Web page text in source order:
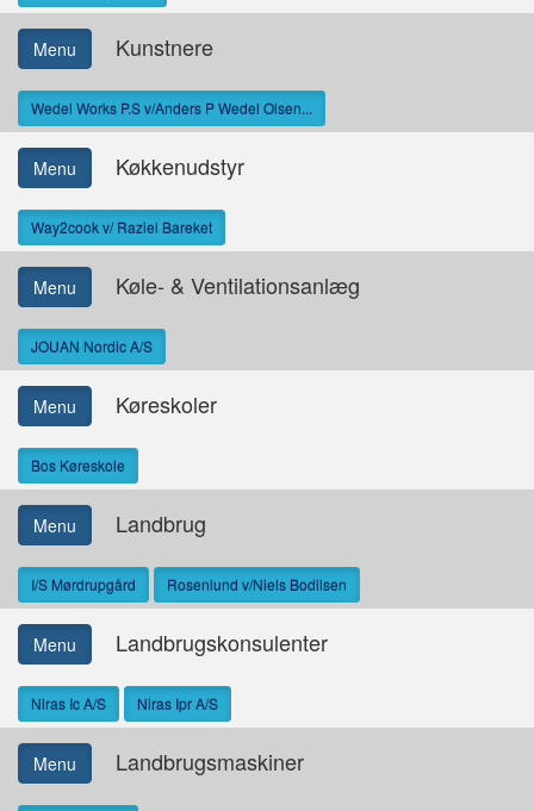
Menu Kunstnere
Wedel Works P.S v/Anders P Wedel Olsen...
Menu Køkkenudstyr
Way2cook v/ Raziel Bareket
Menu Køle- & Ventilationsanlæg
JOUAN Nordic A/S
Menu Køreskoler
Bos Køreskole
Menu Landbrug
I/S Mørdrupgård Rosenlund v/Niels Bodilsen
Menu Landbrugskonsulenter
Niras Ic A/S Niras Ipr A/S
Menu Landbrugsmaskiner